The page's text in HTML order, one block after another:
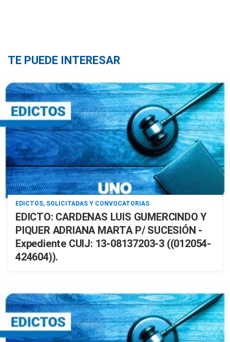
TE PUEDE INTERESAR
EDICTOS, SOLICITADAS Y CONVOCATORIAS
EDICTO: CARDENAS LUIS GUMERCINDO Y
PIQUER ADRIANA MARTA P/ SUCESIÓN -
Expediente CUIJ: 13-08137203-3 ((012054-
424604)).